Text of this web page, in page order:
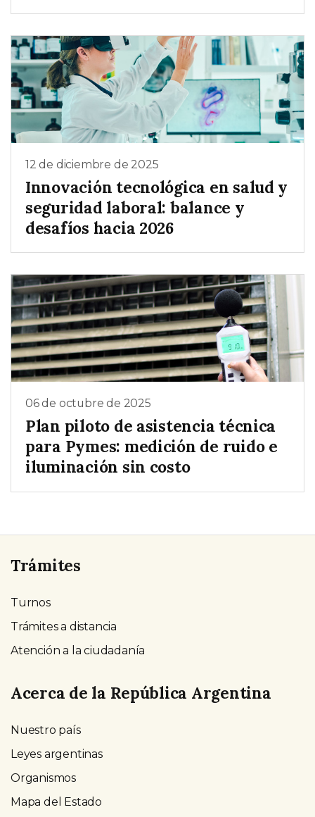
12 de diciembre de 2025
Innovación tecnológica en salud y
seguridad laboral: balance y
desafíos hacia 2026
06 de octubre de 2025
Plan piloto de asistencia técnica
para Pymes: medición de ruido e
iluminación sin costo
Trámites
Turnos
Trámites a distancia
Atención a la ciudadanía
Acerca de la República Argentina
Nuestro país
Leyes argentinas
Organismos
Mapa del Estado